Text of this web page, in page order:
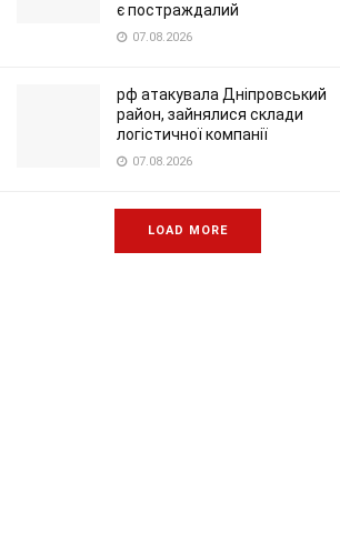
є постраждалий
07.08.2026
рф атакувала Дніпровський
район, зайнялися склади
логістичної компанії
07.08.2026
LOAD MORE